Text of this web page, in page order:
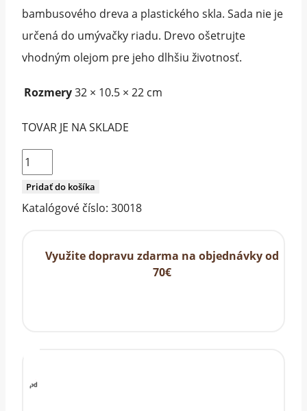
bambusového dreva a plastického skla. Sada nie je
určená do umývačky riadu. Drevo ošetrujte
vhodným olejom pre jeho dlhšiu životnosť.
Rozmery32 × 10.5 × 22 cm
TOVAR JE NA SKLADE
množstvo
Sada
sklenených
Pridať do košíka
Katalógové číslo: 30018
Využite dopravu zdarma na objednávky od
70€